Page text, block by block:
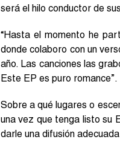
será el hilo conductor de
“Hasta el momento he
donde colaboro con un
año. Las canciones las
Este EP es puro romance”.
Sobre a qué lugares o
una vez que tenga listo su
darle una difusión